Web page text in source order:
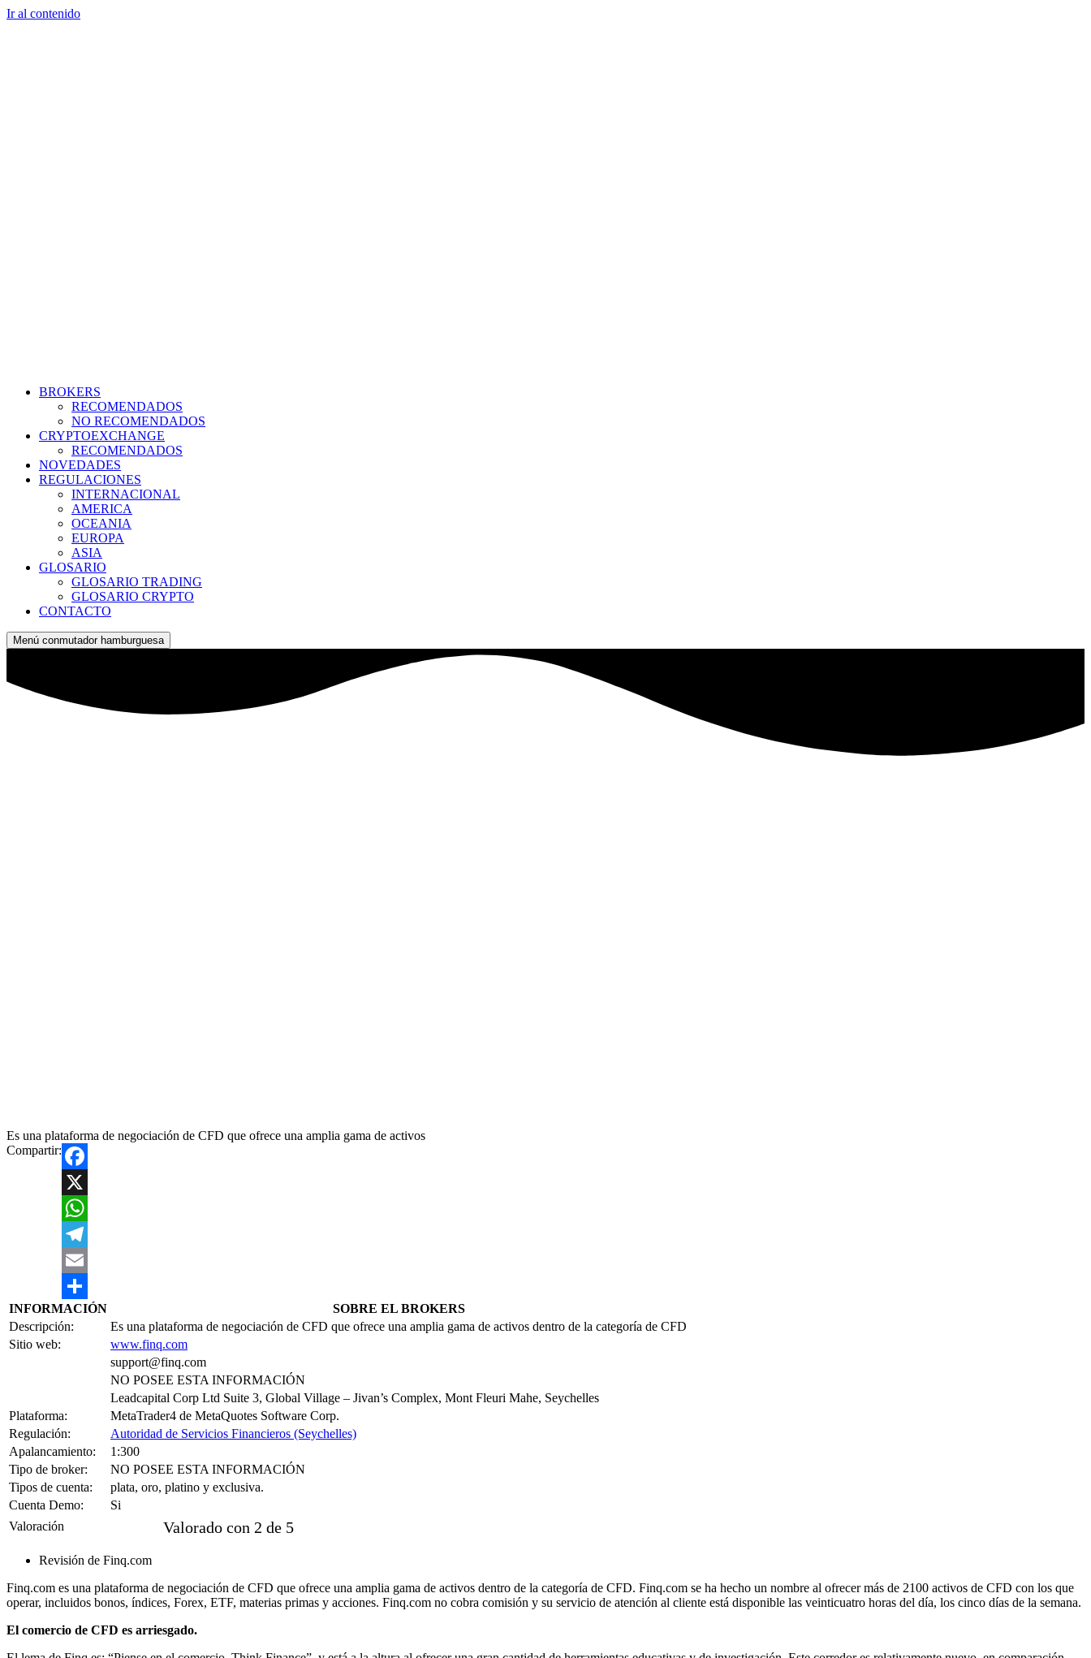
Ir al contenido
BROKERS
RECOMENDADOS
NO RECOMENDADOS
CRYPTOEXCHANGE
RECOMENDADOS
NOVEDADES
REGULACIONES
INTERNACIONAL
AMERICA
OCEANIA
EUROPA
ASIA
GLOSARIO
GLOSARIO TRADING
GLOSARIO CRYPTO
CONTACTO
Menú conmutador hamburguesa
Es una plataforma de negociación de CFD que ofrece una amplia gama de activos
Compartir:
Facebook
X
WhatsApp
Telegram
Email
Compartir
INFORMACIÓN
SOBRE EL BROKERS
Descripción:
Es una plataforma de negociación de CFD que ofrece una amplia gama de activos dentro de la categoría de CFD
Sitio web:
www.finq.com
support@finq.com
NO POSEE ESTA INFORMACIÓN
Leadcapital Corp Ltd Suite 3, Global Village – Jivan’s Complex, Mont Fleuri Mahe, Seychelles
Plataforma:
MetaTrader4 de MetaQuotes Software Corp.
Regulación:
Autoridad de Servicios Financieros (Seychelles)
Apalancamiento:
1:300
Tipo de broker:
NO POSEE ESTA INFORMACIÓN
Tipos de cuenta:
plata, oro, platino y exclusiva.
Cuenta Demo:
Si
Valoración
Valorado con 2 de 5
Revisión de Finq.com
Finq.com es una plataforma de negociación de CFD que ofrece una amplia gama de activos dentro de la categoría de CFD. Finq.com se ha hecho un nombre al ofrecer más de 2100 activos de CFD con los que
operar, incluidos bonos, índices, Forex, ETF, materias primas y acciones. Finq.com no cobra comisión y su servicio de atención al cliente está disponible las veinticuatro horas del día, los cinco días de la semana.
El comercio de CFD es arriesgado.